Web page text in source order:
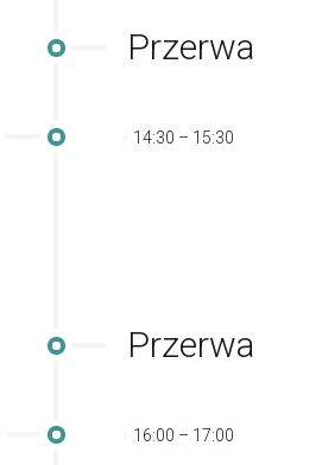
Przerwa
14:30 – 15:30
Przerwa
16:00 – 17:00